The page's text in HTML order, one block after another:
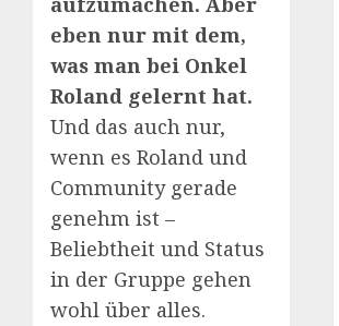
eben nur mit dem,
was man bei Onkel
Roland gelernt hat.
Und das auch nur,
wenn es Roland und
Community gerade
genehm ist –
Beliebtheit und Status
in der Gruppe gehen
wohl über alles.